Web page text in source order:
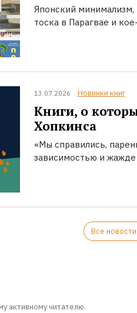
Японский минимализм,
тоска в Парагвае и
13.07.2026 Новинки книг
Книги, о
Хопкинса
«Мы справились,
зависимостью и жажде
Все новости
активному читателю.